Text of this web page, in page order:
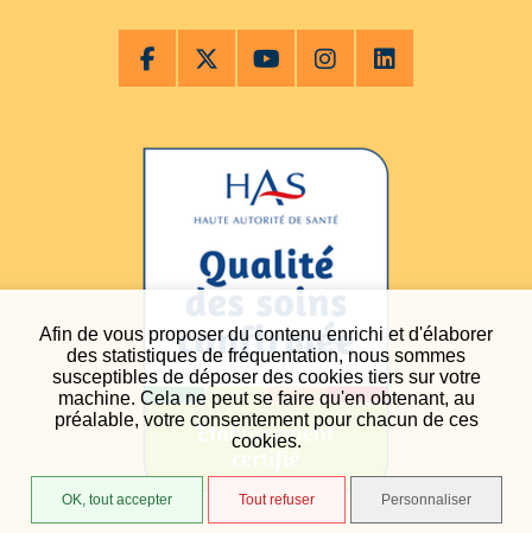
Afin de vous proposer du contenu enrichi et d'élaborer
des statistiques de fréquentation, nous sommes
susceptibles de déposer des cookies tiers sur votre
machine. Cela ne peut se faire qu'en obtenant, au
préalable, votre consentement pour chacun de ces
cookies.
OK, tout accepter Tout refuser Personnaliser